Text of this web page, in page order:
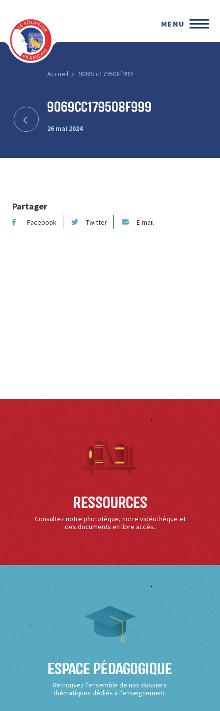
MENU
Accueil 9069cc179508f999
9069cc179508f999
26 mai 2024
Partager
Facebook Twitter E-mail
Ressources
Consultez notre phototèque, notre vidéothèque et
des documents en libre accès.
Espace Pédagogique
Retrouvez l’ensemble de nos dossiers
thématiques dédiés à l’enseignement.